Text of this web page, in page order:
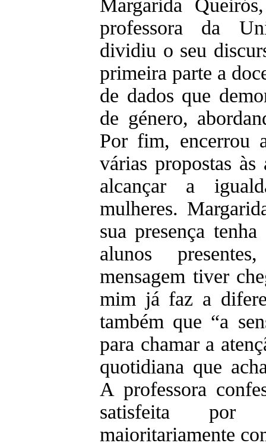
Margarida
professora da
dividiu o seu
primeira parte a
de dados que
de género,
Por fim, encerrou
várias propostas
alcançar a
mulheres.
sua presença
alunos
mensagem tiver
mim já faz a
também que “a
para chamar a
quotidiana que
A professora
satisfeita
maioritariamente